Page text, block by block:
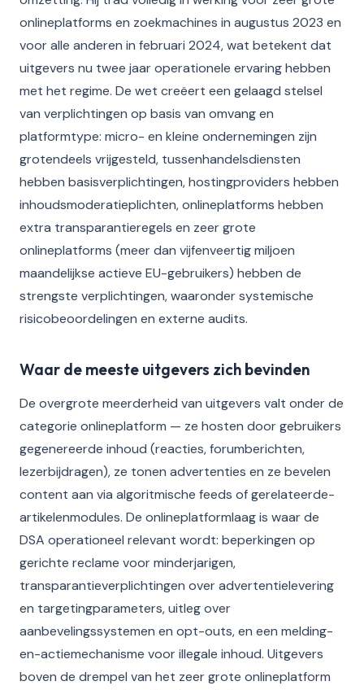
onlineplatforms en zoekmachines in augustus 2023 en
voor alle anderen in februari 2024, wat betekent dat
uitgevers nu twee jaar operationele ervaring hebben
met het regime. De wet creëert een gelaagd stelsel
van verplichtingen op basis van omvang en
platformtype: micro- en kleine ondernemingen zijn
grotendeels vrijgesteld, tussenhandelsdiensten
hebben basisverplichtingen, hostingproviders hebben
inhoudsmoderatieplichten, onlineplatforms hebben
extra transparantieregels en zeer grote
onlineplatforms (meer dan vijfenveertig miljoen
maandelijkse actieve EU-gebruikers) hebben de
strengste verplichtingen, waaronder systemische
risicobeoordelingen en externe audits.
Waar de meeste uitgevers zich bevinden
De overgrote meerderheid van uitgevers valt onder de
categorie onlineplatform — ze hosten door gebruikers
gegenereerde inhoud (reacties, forumberichten,
lezerbijdragen), ze tonen advertenties en ze bevelen
content aan via algoritmische feeds of gerelateerde-
artikelenmodules. De onlineplatformlaag is waar de
DSA operationeel relevant wordt: beperkingen op
gerichte reclame voor minderjarigen,
transparantieverplichtingen over advertentielevering
en targetingparameters, uitleg over
aanbevelingssystemen en opt-outs, en een melding-
en-actiemechanisme voor illegale inhoud. Uitgevers
boven de drempel van het zeer grote onlineplatform